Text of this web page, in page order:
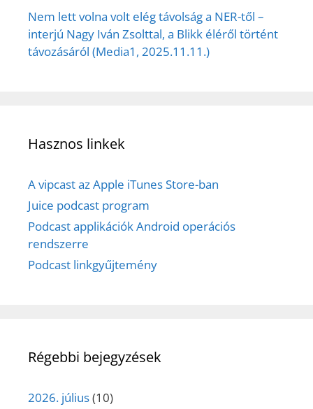
Nem lett volna volt elég távolság a NER-től –
interjú Nagy Iván Zsolttal, a Blikk éléről történt
távozásáról (Media1, 2025.11.11.)
Hasznos linkek
A vipcast az Apple iTunes Store-ban
Juice podcast program
Podcast applikációk Android operációs
rendszerre
Podcast linkgyűjtemény
Régebbi bejegyzések
2026. július(10)